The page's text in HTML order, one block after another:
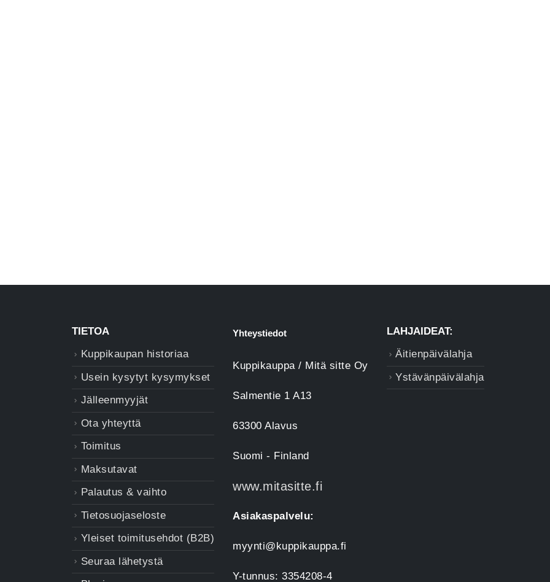
TIETOA
Kuppikaupan historiaa
Usein kysytyt kysymykset
Jälleenmyyjät
Ota yhteyttä
Toimitus
Maksutavat
Palautus & vaihto
Tietosuojaseloste
Yleiset toimitusehdot (B2B)
Seuraa lähetystä
Yhteystiedot
Kuppikauppa / Mitä sitte Oy
Salmentie 1 A13
63300 Alavus
Suomi - Finland
www.mitasitte.fi
Asiakaspalvelu:
myynti@kuppikauppa.fi
Y-tunnus: 3354208-4
LAHJAIDEAT:
Äitienpäivälahja
Ystävänpäivälahja